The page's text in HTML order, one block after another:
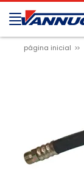
página inicial